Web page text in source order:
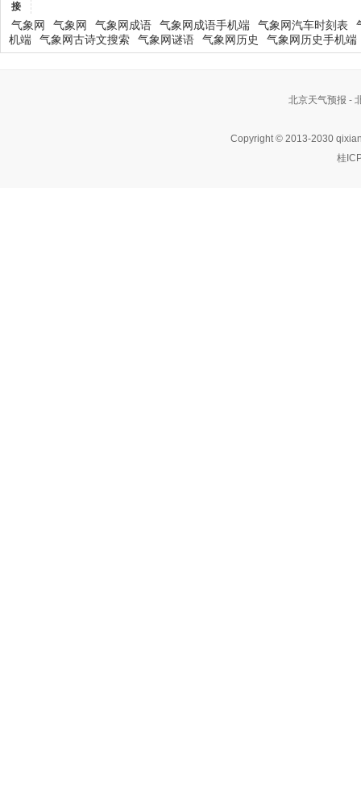
接
气象网 气象网 气象网成语 气象网成语手机端 气象网汽车时刻表
机端
气象网古诗文搜索 气象网谜语 气象网历史 气象网历史手机端
北京天气预报 -
Copyright © 2013-2030
桂